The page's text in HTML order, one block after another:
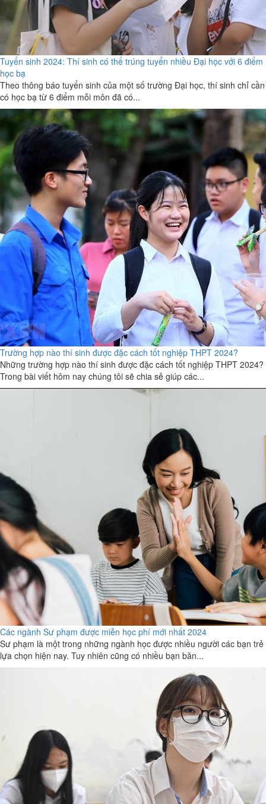
Tuyển sinh 2024: Thí sinh có thể trúng tuyển nhiều Đại học với 6 điểm
học bạ
Theo thông báo tuyển sinh của một số trường Đại học, thí sinh chỉ cần
có học bạ từ 6 điểm mỗi môn đã có...
Trường hợp nào thí sinh được đặc cách tốt nghiệp THPT 2024?
Những trường hợp nào thí sinh được đặc cách tốt nghiệp THPT 2024?
Trong bài viết hôm nay chúng tôi sẽ chia sẻ giúp các...
Các ngành Sư phạm được miễn học phí mới nhất 2024
Sư phạm là một trong những ngành học được nhiều người các bạn trẻ
lựa chọn hiện nay. Tuy nhiên cũng có nhiều bạn băn...